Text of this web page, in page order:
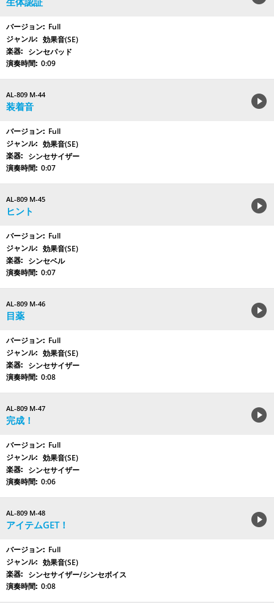
Full
効果音(SE)
シンセパッド
0:09
AL-809 M-44
装着音
Full
効果音(SE)
シンセサイザー
0:07
AL-809 M-45
ヒント
Full
効果音(SE)
シンセベル
0:07
AL-809 M-46
目薬
Full
効果音(SE)
シンセサイザー
0:08
AL-809 M-47
完成！
Full
効果音(SE)
シンセサイザー
0:06
AL-809 M-48
アイテムGET！
Full
効果音(SE)
シンセサイザー/シンセボイス
0:08